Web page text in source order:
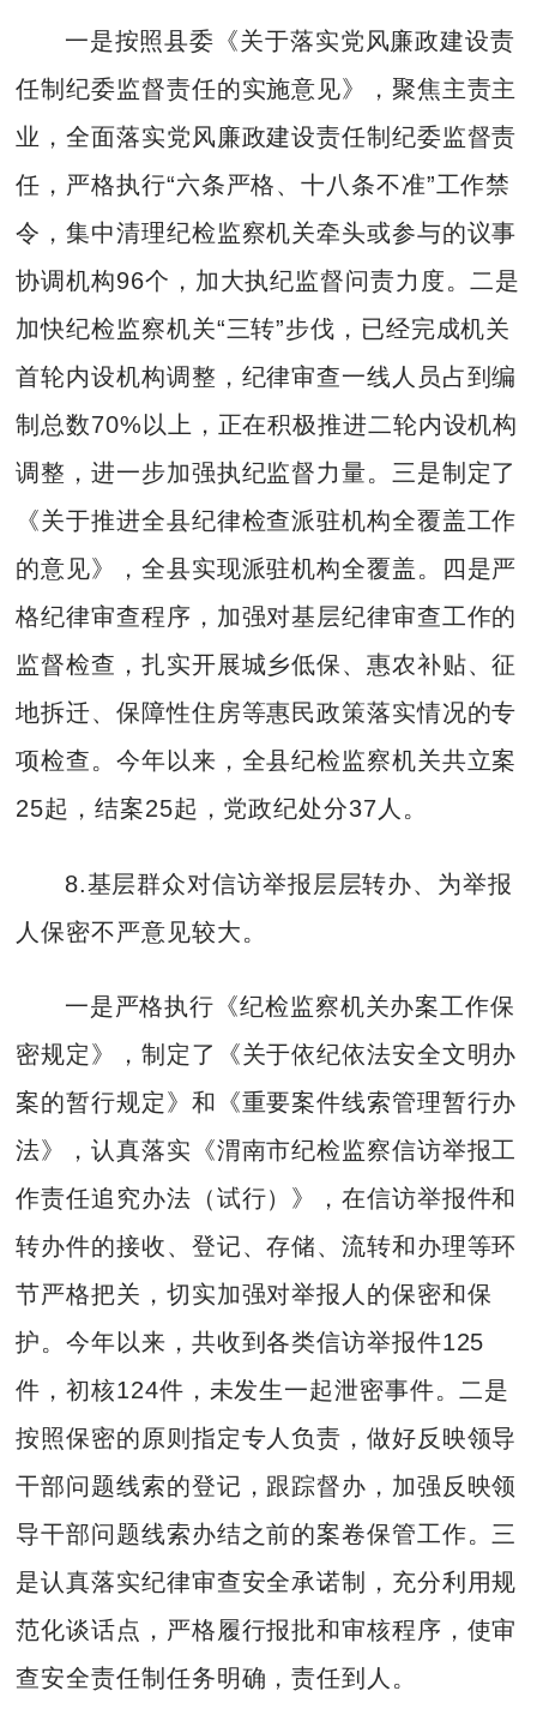
一是按照县委《关于落实党风廉政建设责
任制纪委监督责任的实施意见》，聚焦主责主
业，全面落实党风廉政建设责任制纪委监督责
任，严格执行“六条严格、十八条不准”工作禁
令，集中清理纪检监察机关牵头或参与的议事
协调机构96个，加大执纪监督问责力度。二是
加快纪检监察机关“三转”步伐，已经完成机关
首轮内设机构调整，纪律审查一线人员占到编
制总数70%以上，正在积极推进二轮内设机构
调整，进一步加强执纪监督力量。三是制定了
《关于推进全县纪律检查派驻机构全覆盖工作
的意见》，全县实现派驻机构全覆盖。四是严
格纪律审查程序，加强对基层纪律审查工作的
监督检查，扎实开展城乡低保、惠农补贴、征
地拆迁、保障性住房等惠民政策落实情况的专
项检查。今年以来，全县纪检监察机关共立案
25起，结案25起，党政纪处分37人。
8.基层群众对信访举报层层转办、为举报
人保密不严意见较大。
一是严格执行《纪检监察机关办案工作保
密规定》，制定了《关于依纪依法安全文明办
案的暂行规定》和《重要案件线索管理暂行办
法》，认真落实《渭南市纪检监察信访举报工
作责任追究办法（试行）》，在信访举报件和
转办件的接收、登记、存储、流转和办理等环
节严格把关，切实加强对举报人的保密和保
护。今年以来，共收到各类信访举报件125
件，初核124件，未发生一起泄密事件。二是
按照保密的原则指定专人负责，做好反映领导
干部问题线索的登记，跟踪督办，加强反映领
导干部问题线索办结之前的案卷保管工作。三
是认真落实纪律审查安全承诺制，充分利用规
范化谈话点，严格履行报批和审核程序，使审
查安全责任制任务明确，责任到人。